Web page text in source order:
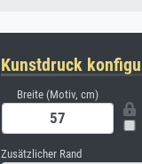
Kunstdruck
Breite (Motiv, cm)
Zusätzlicher Rand